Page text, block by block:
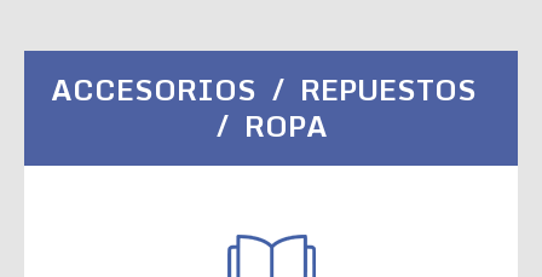
ACCESORIOS / REPUESTOS
/ ROPA